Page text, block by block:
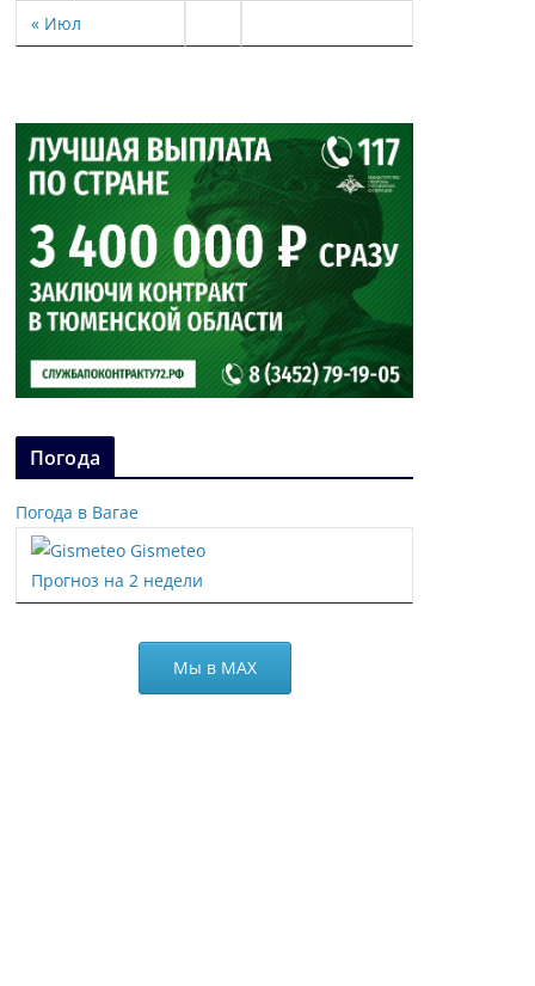
« Июл
Погода
Погода в Вагае
Gismeteo
Прогноз на 2 недели
Мы в МАХ